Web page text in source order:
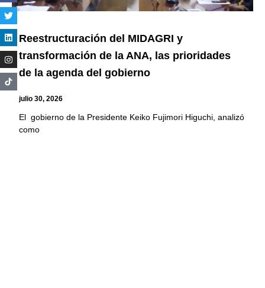
Reestructuración del MIDAGRI y
transformación de la ANA, las prioridades
de la agenda del gobierno
julio 30, 2026
El gobierno de la Presidente Keiko Fujimori Higuchi, analizó
como